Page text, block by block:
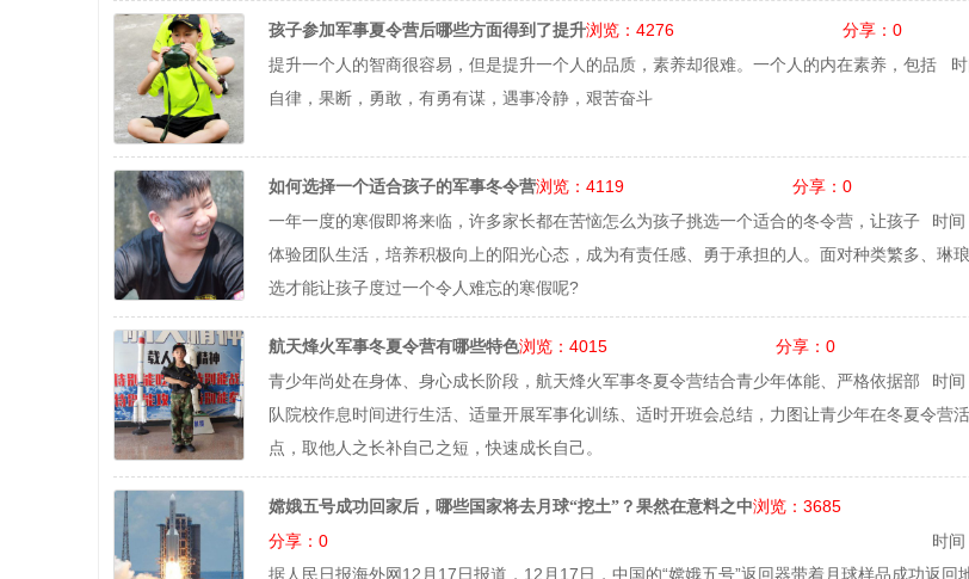
孩子参加军事夏令营后哪些方面得到了提升浏览：4276
分享：0
提升一个人的智商很容易，但是提升一个人的品质，素养却很难。一个人的内在素养，包括
自律，果断，勇敢，有勇有谋，遇事冷静，艰苦奋斗
如何选择一个适合孩子的军事冬令营浏览：4119
分享：0
时
一年一度的寒假即将来临，许多家长都在苦恼怎么为孩子挑选一个适合的冬令营，让孩子
体验团队生活，培养积极向上的阳光心态，成为有责任感、勇于承担的人。面对种类繁多、琳
选才能让孩子度过一个令人难忘的寒假呢?
航天烽火军事冬夏令营有哪些特色浏览：4015
分享：0
时
青少年尚处在身体、身心成长阶段，航天烽火军事冬夏令营结合青少年体能、严格依据部
队院校作息时间进行生活、适量开展军事化训练、适时开班会总结，力图让青少年在冬夏令营
点，取他人之长补自己之短，快速成长自己。
嫦娥五号成功回家后，哪些国家将去月球“挖土”？果然在意料之中浏览：3685
分享：0
时
据人民日报海外网12月17日报道，12月17日，中国的“嫦娥五号”返回器带着月球样品成功返回